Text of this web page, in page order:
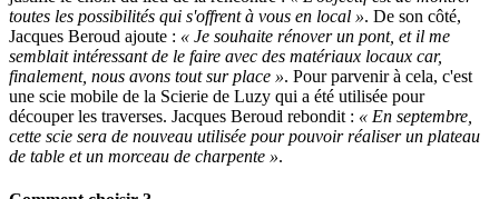
toutes les possibilités qui s'offrent à vous en local ». De son côté,
Jacques Beroud ajoute : « Je souhaite rénover un pont, et il me
semblait intéressant de le faire avec des matériaux locaux car,
finalement, nous avons tout sur place ». Pour parvenir à cela, c'est
une scie mobile de la Scierie de Luzy qui a été utilisée pour
découper les traverses. Jacques Beroud rebondit : « En septembre,
cette scie sera de nouveau utilisée pour pouvoir réaliser un plateau
de table et un morceau de charpente ».